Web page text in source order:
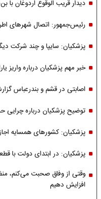
دیدار قریب الوقوع اردوغان
رئیس‌جمهور: اتصال شهرهای
پزشکیان: سایپا و چند شرکت
خبر مهم پزشکیان درباره واریز
اصابتی در قشم و بندرعباس گزارش
توضیح پزشکیان درباره چرایی
پزشکیان: کشورهای همسایه
پزشکیان: در ابتدای دولت با
وقتی از وفاق صحبت می‌کنم،
افزایش دهیم